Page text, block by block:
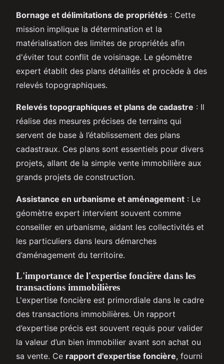
Bornage et délimitations de propriétés : Cette
mission implique la détermination et la
matérialisation des limites de propriétés afin
d'éviter tout conflit de voisinage. Le géomètre
expert établit des plans détaillés et procède à des
relevés topographiques.
Relevés topographiques et plans de cadastre : Il
réalise des mesures précises de terrains qui
servent de base à l’établissement des plans
cadastraux. Ces plans sont essentiels pour divers
projets, allant de la simple vente immobilière aux
grands projets de construction.
Assistance en urbanisme et aménagement : Le
géomètre expert intervient souvent comme
conseiller en urbanisme, aidant les collectivités et
les particuliers dans leurs démarches
d’aménagement du territoire.
L'importance de l'expertise foncière dans les
transactions immobilières
L'expertise foncière est primordiale dans le cadre
des transactions immobilières. Un rapport
d’expertise précis est souvent requis pour valider
la valeur d’un bien immobilier avant son achat ou
sa vente. Ce rapport d'expertise foncière, fourni